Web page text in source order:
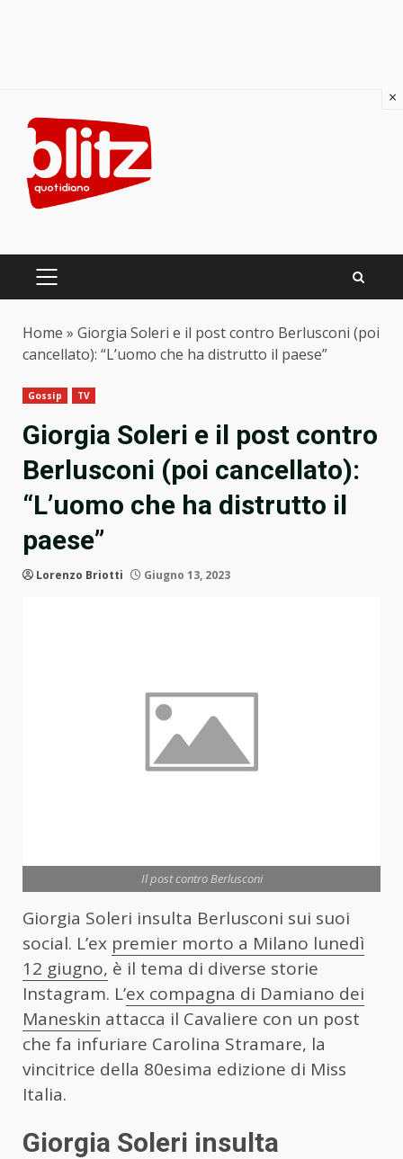
content
PRIMARY
Home » Giorgia Soleri e il post contro Berlusconi (poi
cancellato): “L’uomo che ha distrutto il paese”
Gossip TV
Giorgia Soleri e il post contro
Berlusconi (poi cancellato):
“L’uomo che ha distrutto il
paese”
Lorenzo Briotti Giugno 13, 2023
Il post contro Berlusconi
Giorgia Soleri insulta Berlusconi sui suoi
social. L’ex premier morto a Milano lunedì
12 giugno, è il tema di diverse storie
Instagram. L’ex compagna di Damiano dei
Maneskin attacca il Cavaliere con un post
che fa infuriare Carolina Stramare, la
vincitrice della 80esima edizione di Miss
Italia.
Giorgia Soleri insulta
×